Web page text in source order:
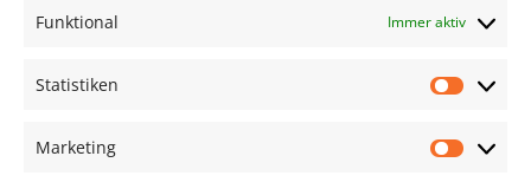
Funktional Immer aktiv
Statistiken
Marketing